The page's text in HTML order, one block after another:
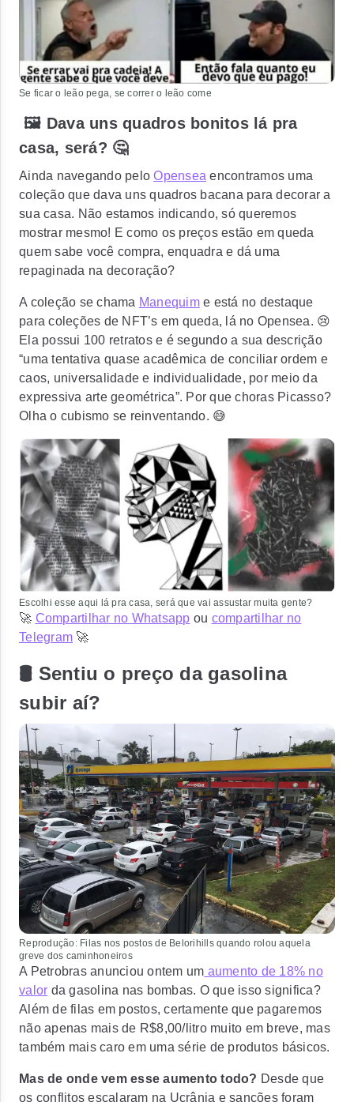
Se ficar o leão pega, se correr o leão come
🖼️ Dava uns quadros bonitos lá pra
casa, será? 🤔
Ainda navegando peloOpensea encontramos uma
coleção que dava uns quadros bacana para decorar a
sua casa. Não estamos indicando, só queremos
mostrar mesmo! E como os preços estão em queda
quem sabe você compra, enquadra e dá uma
repaginada na decoração?
A coleção se chama Manequime está no destaque
para coleções de NFT’s em queda, lá no Opensea. 😢
Ela possui 100 retratos e é segundo a sua descrição
“uma tentativa quase acadêmica de conciliar ordem e
caos, universalidade e individualidade, por meio da
expressiva arte geométrica”. Por que choras Picasso?
Olha o cubismo se reinventando. 😅
Escolhi esse aqui lá pra casa, será que vai assustar muita gente?
🚀 Compartilhar no Whatsapp ou compartilhar no
Telegram 🚀
🛢 Sentiu o preço da gasolina
subir aí?
Reprodução: Filas nos postos de Belorihills quando rolou aquela
greve dos caminhoneiros
A Petrobras anunciou ontem um aumento de 18% no
valor da gasolina nas bombas. O que isso significa?
Além de filas em postos, certamente que pagaremos
não apenas mais de R$8,00/litro muito em breve, mas
também mais caro em uma série de produtos básicos.
Mas de onde vem esse aumento todo? Desde que
os conflitos escalaram na Ucrânia e sanções foram